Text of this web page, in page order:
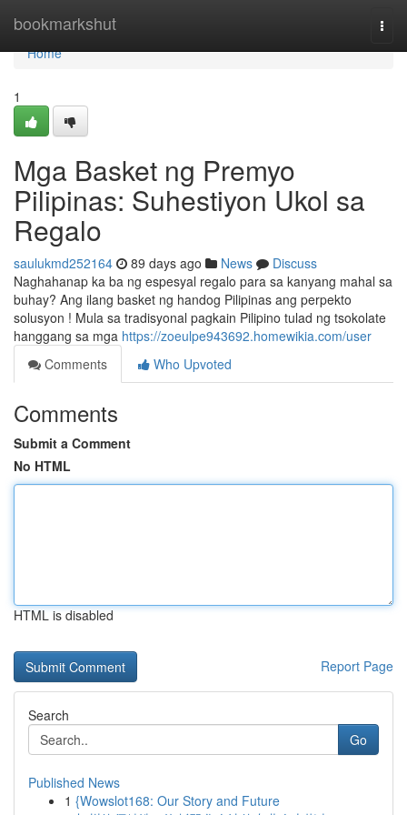
bookmarkshut
Home
Home
1
Mga Basket ng Premyo
Pilipinas: Suhestiyon Ukol sa
Regalo
saulukmd252164 89 days ago News
Discuss
Naghahanap ka ba ng espesyal regalo para sa kanyang mahal sa
buhay? Ang ilang basket ng handog Pilipinas ang perpekto
solusyon ! Mula sa tradisyonal pagkain Pilipino tulad ng tsokolate
hanggang sa mga https://zoeulpe943692.homewikia.com/user
Comments
Who Upvoted
Comments
Submit a Comment
No HTML
HTML is disabled
Report Page
Search
Go
Published News
1 {Wowslot168: Our Story and Future